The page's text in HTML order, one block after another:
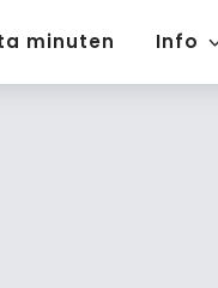
minuten Info